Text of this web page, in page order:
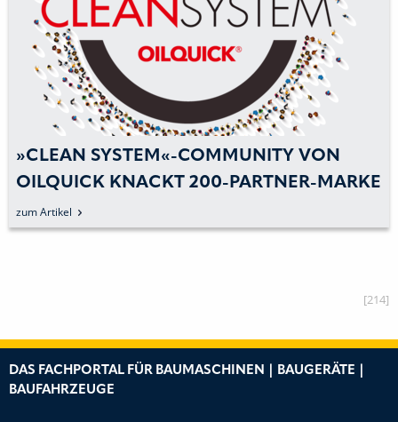
»CLEAN SYSTEM«-COMMUNITY VON
OILQUICK KNACKT 200-PARTNER-MARKE
zum Artikel
[214]
DAS FACHPORTAL FÜR BAUMASCHINEN | BAUGERÄTE |
BAUFAHRZEUGE